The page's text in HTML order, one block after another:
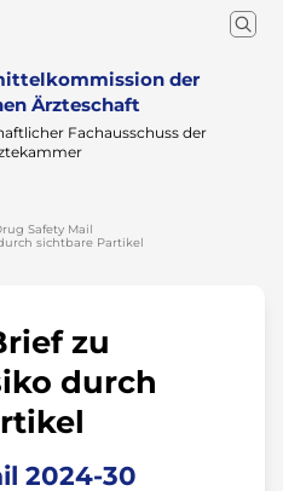
der
Ärzteschaft
Fachausschuss der
Safety Mail
sichtbare Partikel
zu
durch
2024-30